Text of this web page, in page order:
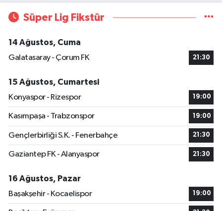
Süper Lig Fikstür
14 Ağustos, Cuma
Galatasaray - Çorum FK
21:30
15 Ağustos, Cumartesi
Konyaspor - Rizespor
19:00
Kasımpaşa - Trabzonspor 19:00
Gençlerbirliği S.K. - Fenerbahçe 21:30
Gaziantep FK - Alanyaspor 21:30
16 Ağustos, Pazar
Başakşehir - Kocaelispor
19:00